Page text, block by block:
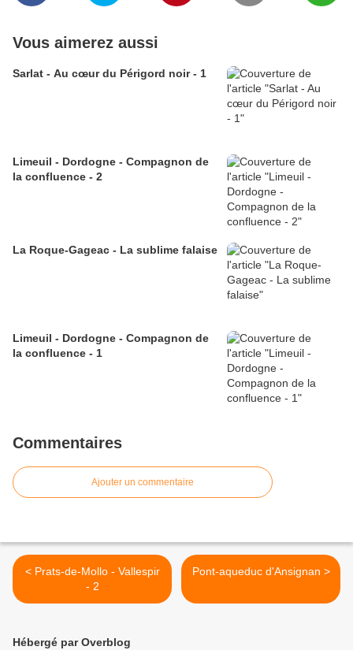
Vous aimerez aussi
Sarlat - Au cœur du Périgord noir - 1
Limeuil - Dordogne - Compagnon de
la confluence - 2
La Roque-Gageac - La sublime falaise
Limeuil - Dordogne - Compagnon de
la confluence - 1
Commentaires
Ajouter un commentaire
< Prats-de-Mollo - Vallespir
- 2
Pont-aqueduc d'Ansignan >
Hébergé par Overblog